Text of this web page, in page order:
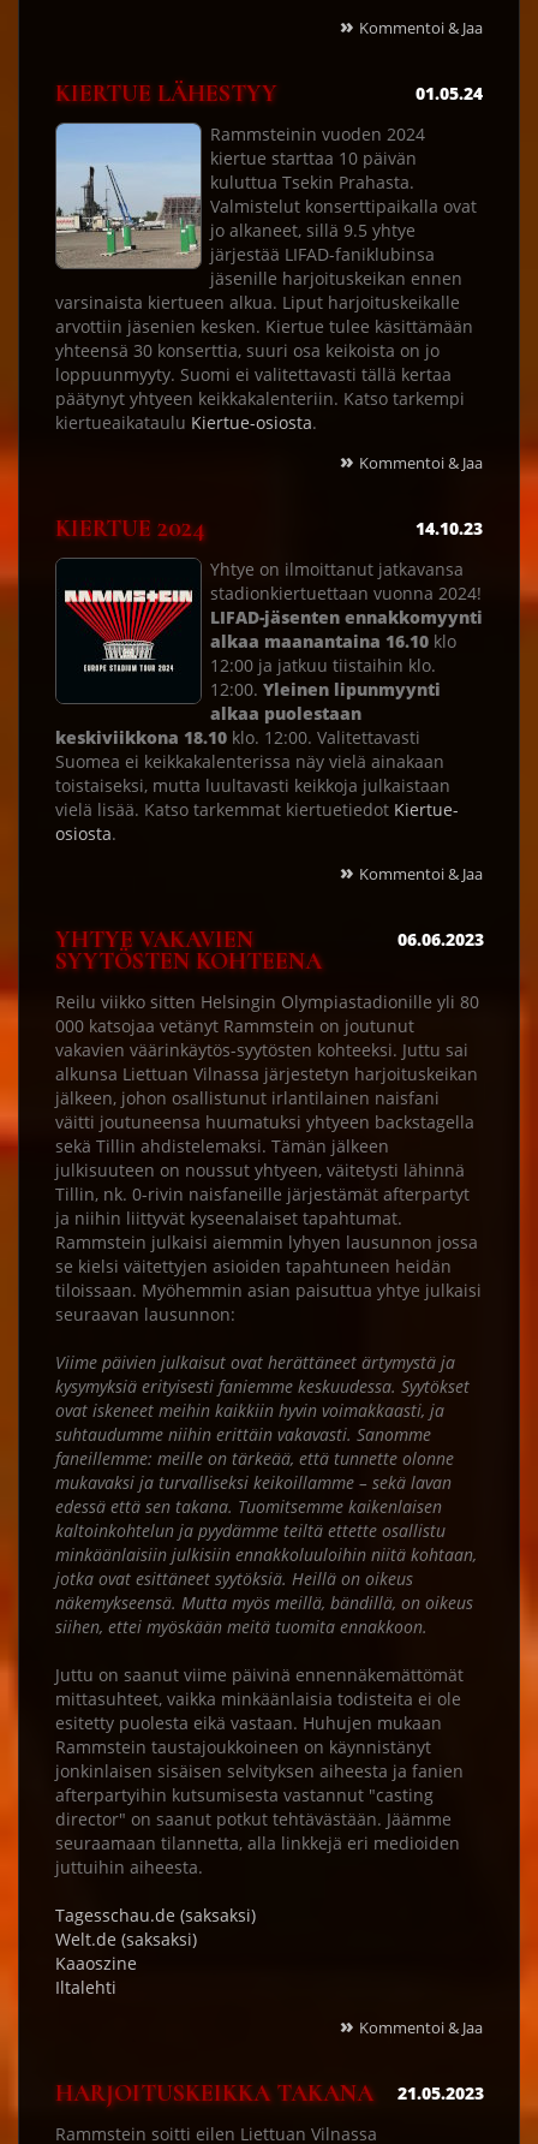
» Kommentoi & Jaa
KIERTUE LÄHESTYY
01.05.24
Rammsteinin vuoden 2024
kiertue starttaa 10 päivän
kuluttua Tsekin Prahasta.
Valmistelut konserttipaikalla ovat
jo alkaneet, sillä 9.5 yhtye
järjestää LIFAD-faniklubinsa
jäsenille harjoituskeikan ennen
varsinaista kiertueen alkua. Liput harjoituskeikalle
arvottiin jäsenien kesken. Kiertue tulee käsittämään
yhteensä 30 konserttia, suuri osa keikoista on jo
loppuunmyyty. Suomi ei valitettavasti tällä kertaa
päätynyt yhtyeen keikkakalenteriin. Katso tarkempi
kiertueaikataulu Kiertue-osiosta.
» Kommentoi & Jaa
KIERTUE 2024
14.10.23
Yhtye on ilmoittanut jatkavansa
stadionkiertuettaan vuonna 2024!
LIFAD-jäsenten ennakkomyynti
alkaa maanantaina 16.10 klo
12:00 ja jatkuu tiistaihin klo.
12:00. Yleinen lipunmyynti
alkaa puolestaan
keskiviikkona 18.10 klo. 12:00. Valitettavasti
Suomea ei keikkakalenterissa näy vielä ainakaan
toistaiseksi, mutta luultavasti keikkoja julkaistaan
vielä lisää. Katso tarkemmat kiertuetiedot Kiertue-
osiosta.
» Kommentoi & Jaa
YHTYE VAKAVIEN
SYYTÖSTEN KOHTEENA
06.06.2023
Reilu viikko sitten Helsingin Olympiastadionille yli 80
000 katsojaa vetänyt Rammstein on joutunut
vakavien väärinkäytös-syytösten kohteeksi. Juttu sai
alkunsa Liettuan Vilnassa järjestetyn harjoituskeikan
jälkeen, johon osallistunut irlantilainen naisfani
väitti joutuneensa huumatuksi yhtyeen backstagella
sekä Tillin ahdistelemaksi. Tämän jälkeen
julkisuuteen on noussut yhtyeen, väitetysti lähinnä
Tillin, nk. 0-rivin naisfaneille järjestämät afterpartyt
ja niihin liittyvät kyseenalaiset tapahtumat.
Rammstein julkaisi aiemmin lyhyen lausunnon jossa
se kielsi väitettyjen asioiden tapahtuneen heidän
tiloissaan. Myöhemmin asian paisuttua yhtye julkaisi
seuraavan lausunnon:
Viime päivien julkaisut ovat herättäneet ärtymystä ja
kysymyksiä erityisesti faniemme keskuudessa. Syytökset
ovat iskeneet meihin kaikkiin hyvin voimakkaasti, ja
suhtaudumme niihin erittäin vakavasti. Sanomme
faneillemme: meille on tärkeää, että tunnette olonne
mukavaksi ja turvalliseksi keikoillamme – sekä lavan
edessä että sen takana. Tuomitsemme kaikenlaisen
kaltoinkohtelun ja pyydämme teiltä ettette osallistu
minkäänlaisiin julkisiin ennakkoluuloihin niitä kohtaan,
jotka ovat esittäneet syytöksiä. Heillä on oikeus
näkemykseensä. Mutta myös meillä, bändillä, on oikeus
siihen, ettei myöskään meitä tuomita ennakkoon.
Juttu on saanut viime päivinä ennennäkemättömät
mittasuhteet, vaikka minkäänlaisia todisteita ei ole
esitetty puolesta eikä vastaan. Huhujen mukaan
Rammstein taustajoukkoineen on käynnistänyt
jonkinlaisen sisäisen selvityksen aiheesta ja fanien
afterpartyihin kutsumisesta vastannut "casting
director" on saanut potkut tehtävästään. Jäämme
seuraamaan tilannetta, alla linkkejä eri medioiden
juttuihin aiheesta.
Tagesschau.de (saksaksi)
Welt.de (saksaksi)
Kaaoszine
Iltalehti
» Kommentoi & Jaa
HARJOITUSKEIKKA TAKANA
21.05.2023
Rammstein soitti eilen Liettuan Vilnassa